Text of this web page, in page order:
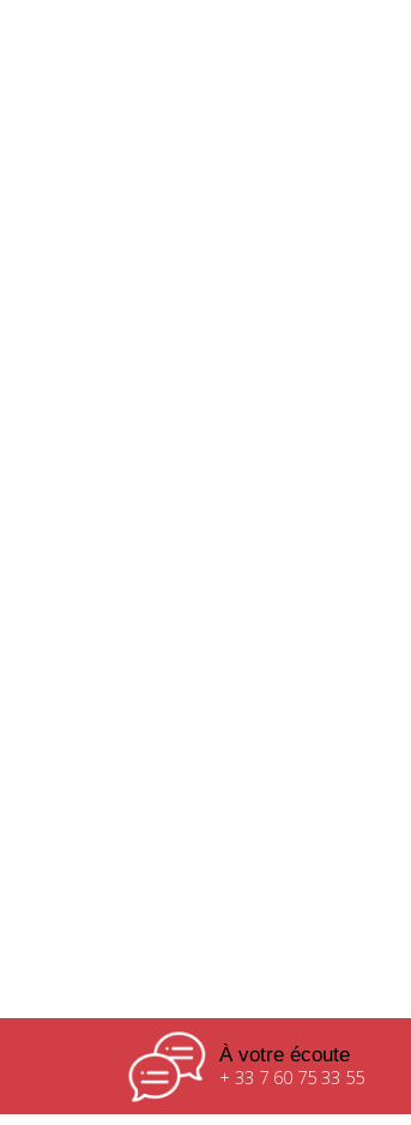
À votre écoute
+ 33 7 60 75 33 55